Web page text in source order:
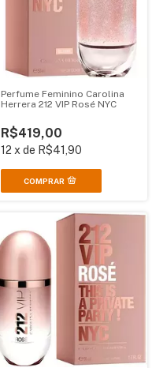
Perfume Feminino Carolina
Herrera 212 VIP Rosé NYC
R$419,00
12 x de R$41,90